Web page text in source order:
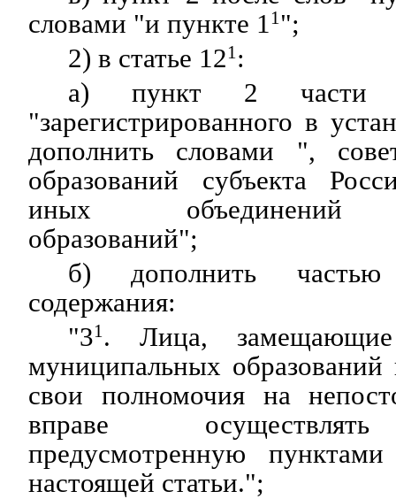
словами "и пункте 11 ";
2) в статье 121 :
а) пункт 2 части
"зарегистрированного в
дополнить словами ",
образований субъекта
иных объединений
образований";
б) дополнить
содержания:
"31 . Лица,
муниципальных
свои полномочия на
вправе осуществлять
предусмотренную
настоящей статьи.";